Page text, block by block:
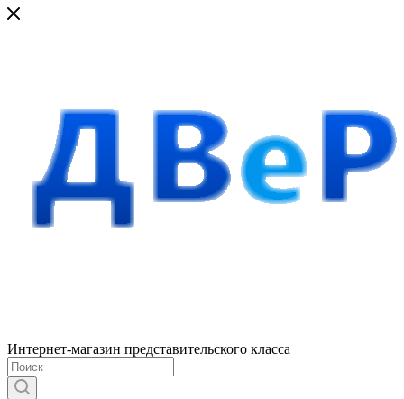
Интернет-магазин представительского класса